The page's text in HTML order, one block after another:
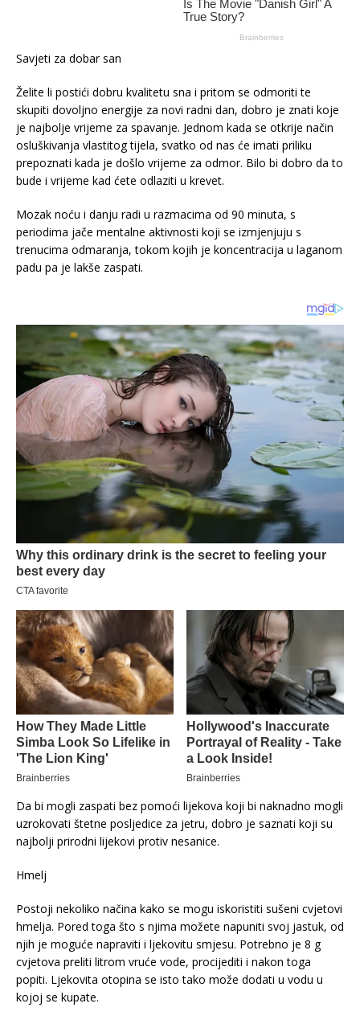
Savjeti za dobar san
Želite li postići dobru kvalitetu sna i pritom se odmoriti te
skupiti dovoljno energije za novi radni dan, dobro je znati koje
je najbolje vrijeme za spavanje. Jednom kada se otkrije način
osluškivanja vlastitog tijela, svatko od nas će imati priliku
prepoznati kada je došlo vrijeme za odmor. Bilo bi dobro da to
bude i vrijeme kad ćete odlaziti u krevet.
Mozak noću i danju radi u razmacima od 90 minuta, s
periodima jače mentalne aktivnosti koji se izmjenjuju s
trenucima odmaranja, tokom kojih je koncentracija u laganom
padu pa je lakše zaspati.
Da bi mogli zaspati bez pomoći lijekova koji bi naknadno mogli
uzrokovati štetne posljedice za jetru, dobro je saznati koji su
najbolji prirodni lijekovi protiv nesanice.
Hmelj
Postoji nekoliko načina kako se mogu iskoristiti sušeni cvjetovi
hmelja. Pored toga što s njima možete napuniti svoj jastuk, od
njih je moguće napraviti i ljekovitu smjesu. Potrebno je 8 g
cvjetova preliti litrom vruće vode, procijediti i nakon toga
popiti. Ljekovita otopina se isto tako može dodati u vodu u
kojoj se kupate.